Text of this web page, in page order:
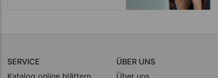
SERVICE
Katalog online blättern
ÜBER UNS
Über uns